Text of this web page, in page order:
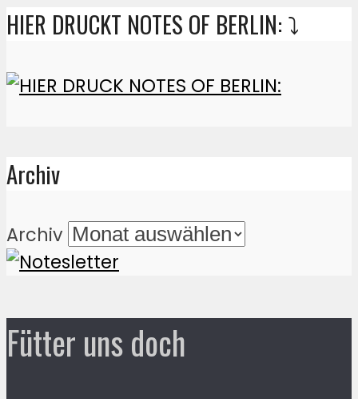
HIER DRUCKT NOTES OF BERLIN: ⤵️
Archiv
Archiv
Fütter uns doch